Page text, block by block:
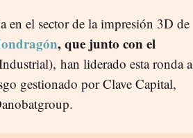
en el sector de la impresión 3D de
, que junto con el
han liderado esta ronda a
gestionado por Clave Capital,